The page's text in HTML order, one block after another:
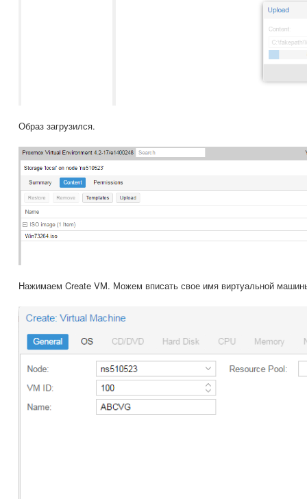
Образ загрузился.
Нажимаем Create VM. Можем вписать свое имя виртуальной